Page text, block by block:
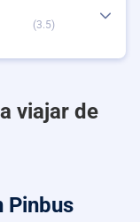
(3.5)
viajar de
Pinbus